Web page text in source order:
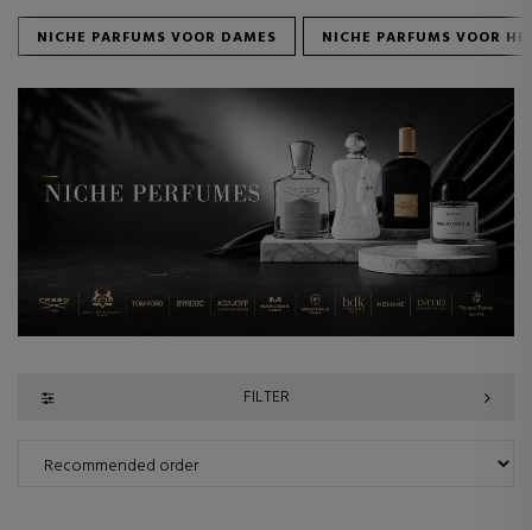
NICHE PARFUMS VOOR DAMES NICHE PARFUMS VOOR
FILTER